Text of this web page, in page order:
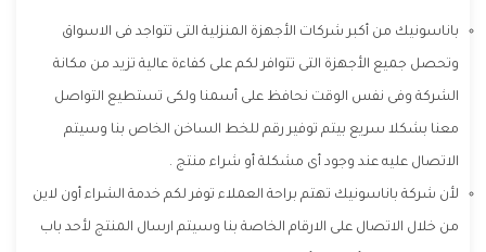
باناسونيك من أكبر شركات الأجهزة المنزلية التى تتواجد فى الاسواق
وتحصل جميع الأجهزة التى تتوافر لكم على كفاءة عالية تزيد من مكانة
الشركة وفى نفس الوقت نحافظ على أسمنا ولكى تستطيع التواصل
معنا بشكلا سريع بيتم توفير رقم للخط الساخن الخاص بنا وسيتم
الاتصال عليه عند وجود أى مشكلة أو شراء منتج .
لأن شركة باناسونيك تهتم براحة العملاء توفر لكم خدمة الشراء أون لاين
من خلال الاتصال على الارقام الخاصة بنا وسيتم ارسال المنتج لأحد باب